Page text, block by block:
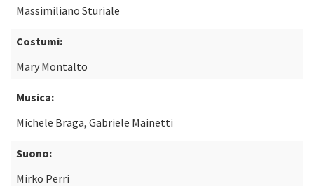
Massimiliano Sturiale
Costumi:
Mary Montalto
Musica:
Michele Braga, Gabriele Mainetti
Suono:
Mirko Perri